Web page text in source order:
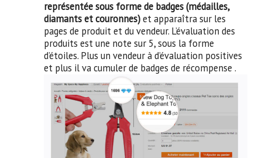
représentée sous forme de badges (médailles,
diamants et couronnes)et apparaîtra sur les
pages de produit et du vendeur. L’évaluation des
produits est une note sur 5, sous la forme
d’étoiles. Plus un vendeur à d’évaluation positives
et plus il va cumuler de badges de récompense .